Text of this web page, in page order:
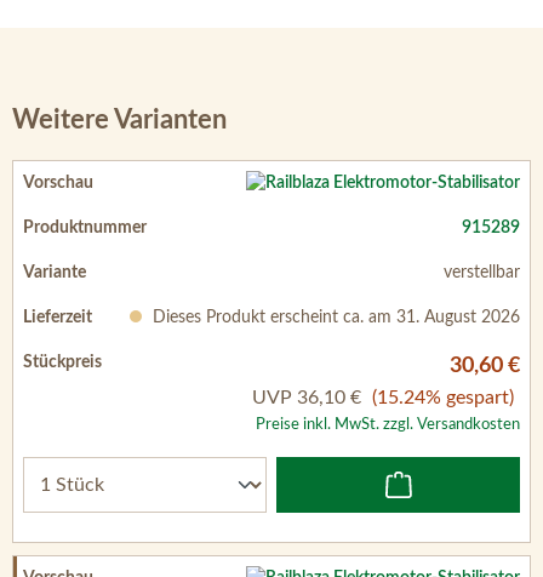
Weitere Varianten
915289
verstellbar
Dieses Produkt erscheint ca. am 31. August 2026
30,60 €
UVP 36,10 € (15.24% gespart)
Preise inkl. MwSt. zzgl. Versandkosten